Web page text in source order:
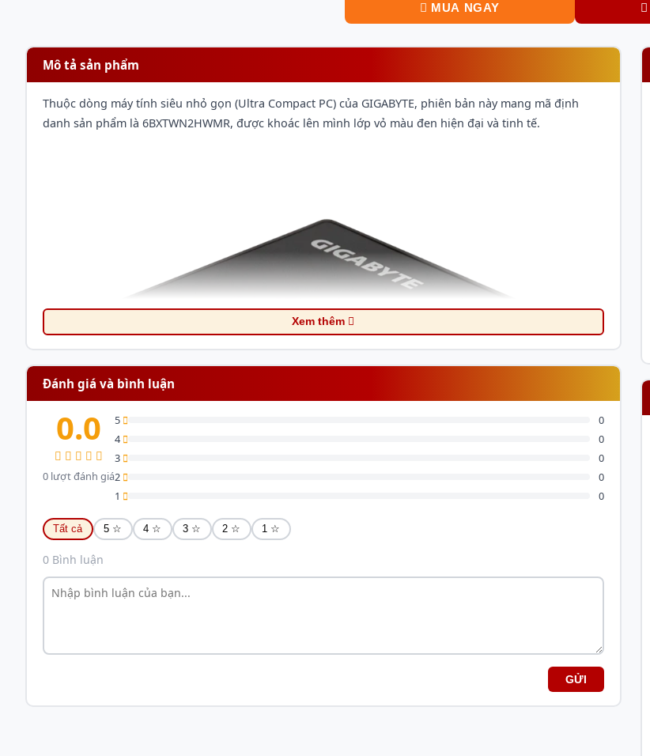
MUA NGAY
Mô tả sản phẩm
Thuộc dòng máy tính siêu nhỏ gọn (Ultra Compact PC) của GIGABYTE, phiên bản này mang mã định
danh sản phẩm là 6BXTWN2HWMR, được khoác lên mình lớp vỏ màu đen hiện đại và tinh tế.
I. Hiệu năng Vận hành và Bộ xử lý
Xem thêm
Đánh giá và bình luận
0.0
0 lượt đánh giá
5
0
4
0
3
0
2
0
1
0
Tất cả 5 ☆ 4 ☆ 3 ☆ 2 ☆ 1 ☆
0 Bình luận
GỬI